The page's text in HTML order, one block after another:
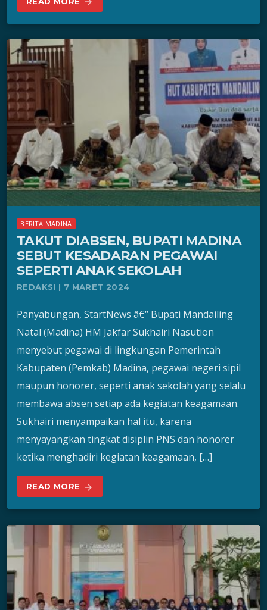
BERITA MADINA
TAKUT DIABSEN, BUPATI MADINA
SEBUT KESADARAN PEGAWAI
SEPERTI ANAK SEKOLAH
REDAKSI | 7 MARET 2024
Panyabungan, StartNews â€“ Bupati Mandailing
Natal (Madina) HM Jakfar Sukhairi Nasution
menyebut pegawai di lingkungan Pemerintah
Kabupaten (Pemkab) Madina, pegawai negeri sipil
maupun honorer, seperti anak sekolah yang selalu
membawa absen setiap ada kegiatan keagamaan.
Sukhairi menyampaikan hal itu, karena
menyayangkan tingkat disiplin PNS dan honorer
ketika menghadiri kegiatan keagamaan, […]
READ MORE arrow_forward